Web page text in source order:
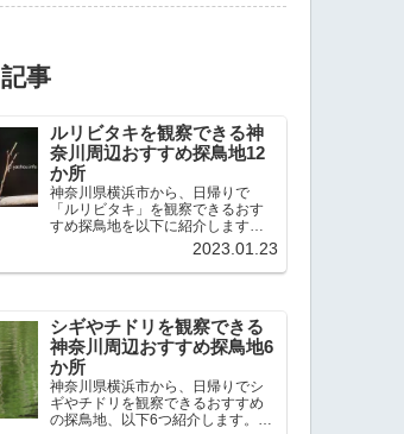
事
ルリビタキを観察できる神
奈川周辺おすすめ探鳥地12
か所
神奈川県横浜市から、日帰りで
「ルリビタキ」を観察できるおす
すめ探鳥地を以下に紹介します。
これまで80か所近くの探鳥地を訪
れ、手応えを感じた場所です。以
下、★ が多いほど観察しやすく、
2023.01.23
シギやチドリを観察できる
神奈川周辺おすすめ探鳥地6
か所
神奈川県横浜市から、日帰りでシ
ギやチドリを観察できるおすすめ
の探鳥地、以下6つ紹介します。こ